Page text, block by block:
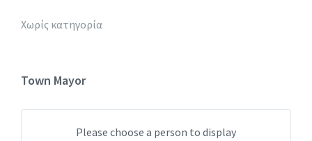
Χωρίς κατηγορία
Town Mayor
Please choose a person to display